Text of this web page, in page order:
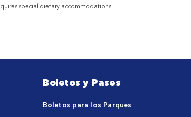
special dietary accommodations.
Boletos y Pases
Boletos para los Parques